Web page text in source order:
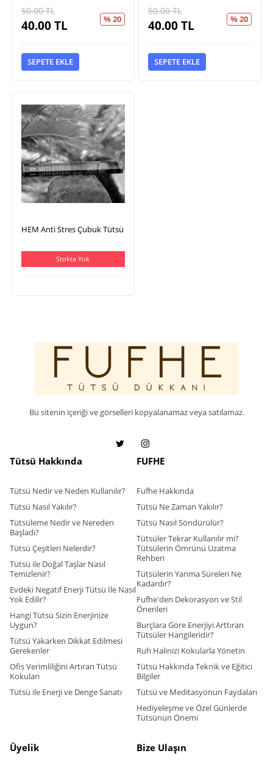
50.00TL
40.00TL % 20
SEPETE EKLE
50.00TL
40.00TL % 20
SEPETE EKLE
HEM Anti Stres Çubuk Tütsü
Stokta Yok
Bu sitenin içeriği ve görselleri kopyalanamaz veya satılamaz.
Tütsü Hakkında
Tütsü Nedir ve Neden Kullanılır?
Tütsü Nasıl Yakılır?
Tütsüleme Nedir ve Nereden
Başladı?
Tütsü Çeşitleri Nelerdir?
Tütsü ile Doğal Taşlar Nasıl
Temizlenir?
Evdeki Negatif Enerji Tütsü İle Nasıl
Yok Edilir?
Hangi Tütsü Sizin Enerjinize
Uygun?
Tütsü Yakarken Dikkat Edilmesi
Gerekenler
Ofis Verimliliğini Artıran Tütsü
Kokuları
Tütsü ile Enerji ve Denge Sanatı
FUFHE
Fufhe Hakkında
Tütsü Ne Zaman Yakılır?
Tütsü Nasıl Söndürülür?
Tütsüler Tekrar Kullanılır mı?
Tütsülerin Ömrünü Uzatma
Rehberi
Tütsülerin Yanma Süreleri Ne
Kadardır?
Fufhe'den Dekorasyon ve Stil
Önerileri
Burçlara Göre Enerjiyi Arttıran
Tütsüler Hangileridir?
Ruh Halinizi Kokularla Yönetin
Tütsü Hakkında Teknik ve Eğitici
Bilgiler
Tütsü ve Meditasyonun Faydaları
Hediyeleşme ve Özel Günlerde
Tütsünün Önemi
Üyelik Bize Ulaşın